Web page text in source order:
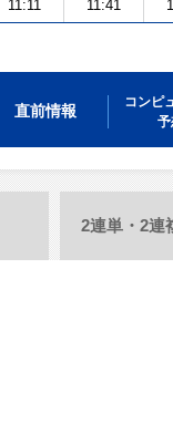
11:11 11:41
直前情報
コンピ
予
2連単・2連